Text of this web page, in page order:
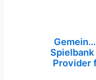
Provider